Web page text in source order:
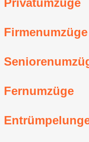
Privatumzüge
Firmenumzüge
Fernumzüge